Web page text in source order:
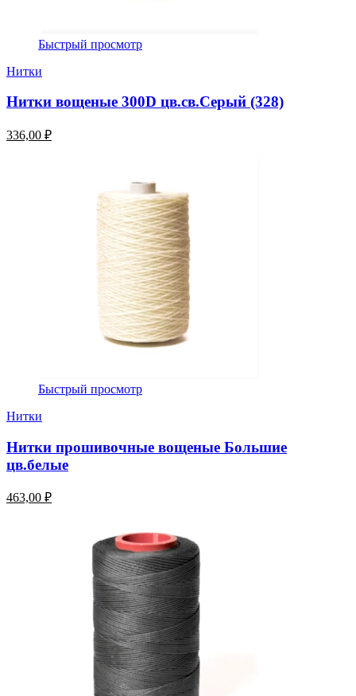
Быстрый просмотр
Нитки
Нитки вощеные 300D цв.св.Серый (328)
336,00 ₽
Быстрый просмотр
Нитки
Нитки прошивочные вощеные Большие
цв.белые
463,00 ₽